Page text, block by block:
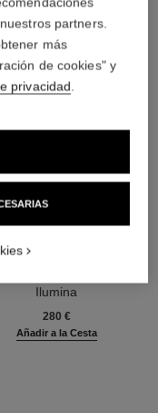
le soin perfecteur
Ilumina
280 €
Añadir a la Cesta
partners.
más
de cookies" y
privacidad.